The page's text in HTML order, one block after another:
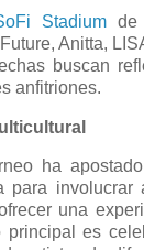
Stadium de
Anitta,
buscan
anfitriones.
ha
para involucrar
una
es